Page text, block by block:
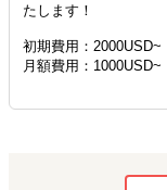
たします！
初期費用：2000USD~
月額費用：1000USD~